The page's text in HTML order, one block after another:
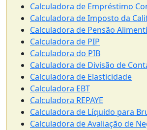
Calculadora de Empréstimo
Calculadora de Imposto da
Calculadora de Pensão
Calculadora de PIP
Calculadora do PIB
Calculadora de Divisão de
Calculadora de Elasticidade
Calculadora EBT
Calculadora REPAYE
Calculadora de Líquido para
Calculadora de Avaliação de